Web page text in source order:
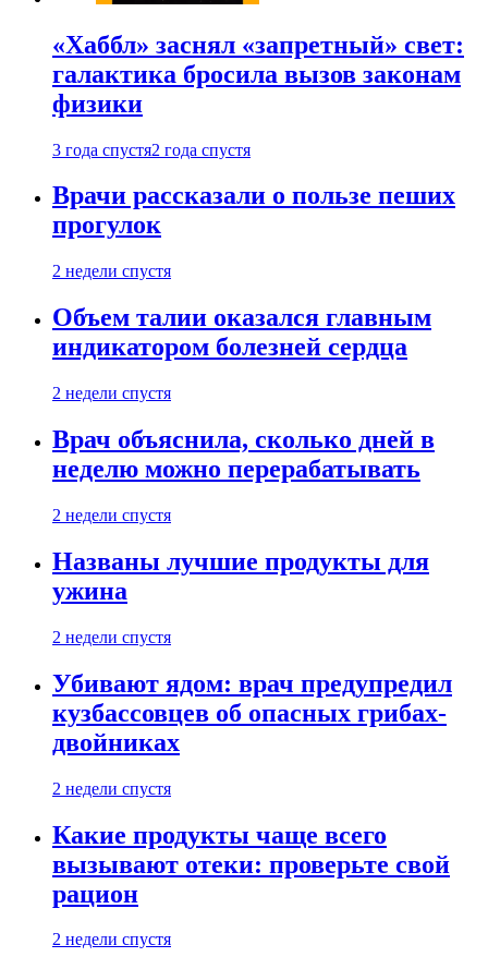
«Хаббл» заснял «запретный» свет:
галактика бросила вызов законам
физики
3 года спустя2 года спустя
Врачи рассказали о пользе пеших
прогулок
2 недели спустя
Объем талии оказался главным
индикатором болезней сердца
2 недели спустя
Врач объяснила, сколько дней в
неделю можно перерабатывать
2 недели спустя
Названы лучшие продукты для
ужина
2 недели спустя
Убивают ядом: врач предупредил
кузбассовцев об опасных грибах-
двойниках
2 недели спустя
Какие продукты чаще всего
вызывают отеки: проверьте свой
рацион
2 недели спустя